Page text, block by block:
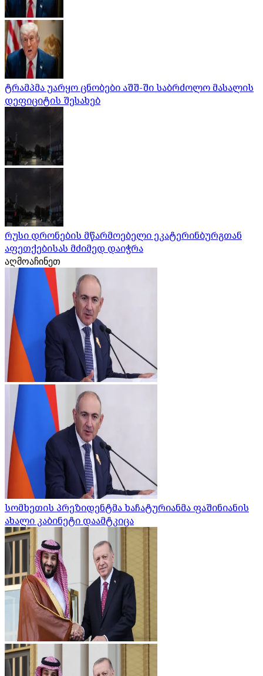
ტრამპმა უარყო ცნობები აშშ-ში საბრძოლო მასალის
დეფიციტის შესახებ
რუსი დრონების მწარმოებელი ეკატერინბურგთან
აფეთქებისას მძიმედ დაიჭრა
აღმოაჩინეთ
სომხეთის პრეზიდენტმა ხაჩატურიანმა ფაშინიანის
ახალი კაბინეტი დაამტკიცა